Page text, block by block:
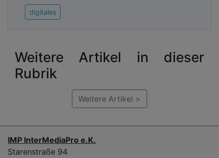
digitales
Weitere Artikel in dieser
Rubrik
Weitere Artikel >
IMP InterMediaPro e.K.
Starenstraße 94